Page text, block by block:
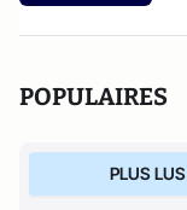
POPULAIRES
PLUS LUS